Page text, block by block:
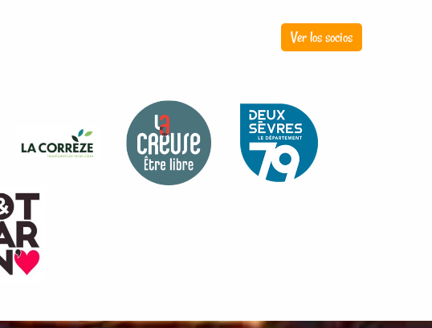
Ver los socios